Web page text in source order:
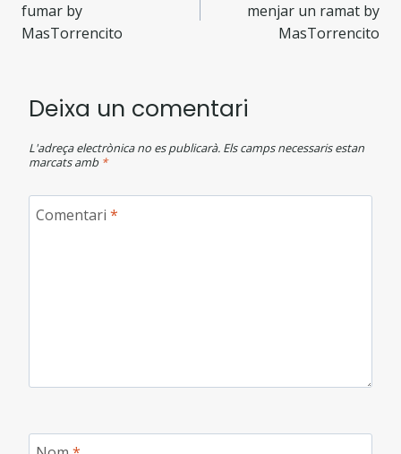
fumar by
MasTorrencito
menjar un ramat by
MasTorrencito
Deixa un comentari
L'adreça electrònica no es publicarà. Els camps necessaris estan
marcats amb *
Comentari *